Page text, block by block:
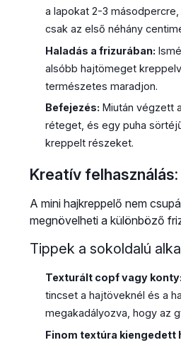
a lapokat 2-3
csak az első néhány
Haladás a frizurában:
alsóbb hajtömeget
természetes maradjon.
Befejezés: Miután végzett
réteget, és egy puha
kreppelt részeket.
Kreatív
A mini hajkreppelő nem
megnövelheti a különböző
Tippek a sokoldalú
Texturált copf vagy konty:
tincset a hajtöveknél és a
megakadályozva, hogy az
Finom textúra kiengedett